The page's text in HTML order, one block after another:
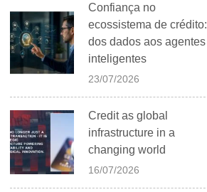
Confiança no
ecossistema de crédito:
dos dados aos agentes
inteligentes
23/07/2026
Credit as global
infrastructure in a
changing world
16/07/2026